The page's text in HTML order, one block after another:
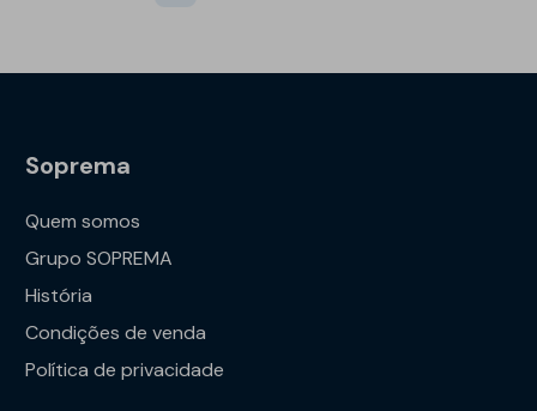
Soprema
Quem somos
Grupo SOPREMA
História
Condições de venda
Política de privacidade